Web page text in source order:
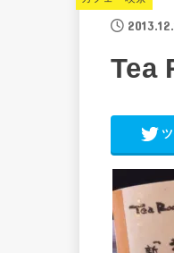
Tea